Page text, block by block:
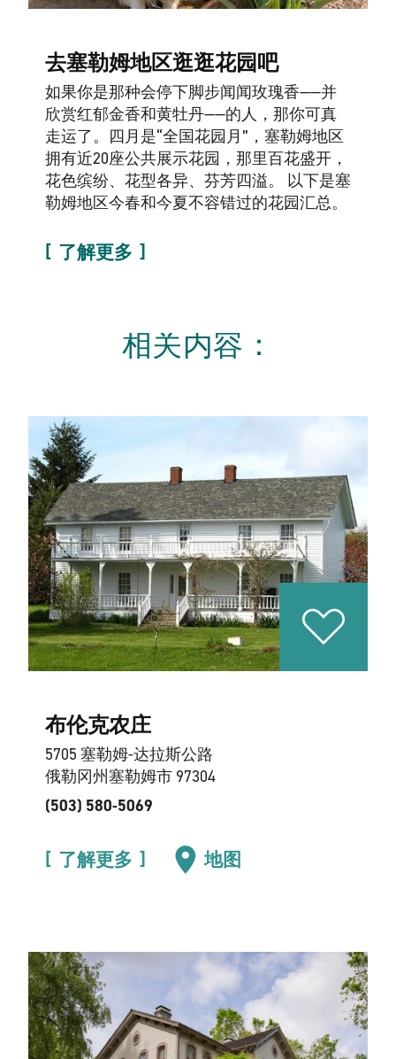
去塞勒姆地区逛逛花园吧
如果你是那种会停下脚步闻闻玫瑰香——并
欣赏红郁金香和黄牡丹——的人，那你可真
走运了。四月是“全国花园月”，塞勒姆地区
拥有近20座公共展示花园，那里百花盛开，
花色缤纷、花型各异、芬芳四溢。 以下是塞
勒姆地区今春和今夏不容错过的花园汇总。
了解更多
相关内容：
布伦克农庄
5705 塞勒姆-达拉斯公路
俄勒冈州塞勒姆市 97304
(503) 580-5069
了解更多 地图